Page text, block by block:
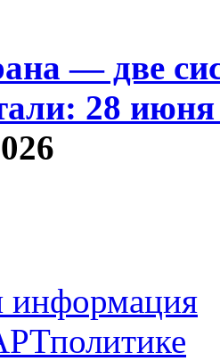
— две
28
информация
политике